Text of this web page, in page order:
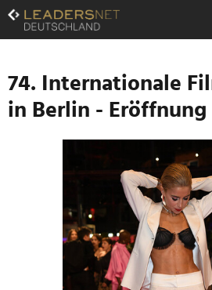
Zum
Inhalt
Zur
Navigation
Zur
Hauptnavigation
74. Internationale
in Berlin - Eröffnung